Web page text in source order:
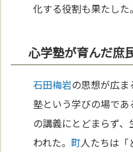
化する役割も果たした。
心学塾が育んだ庶
石田梅岩の思想が広
塾という学びの場であ
の講義にとどまらず
われた。 町人たちは「